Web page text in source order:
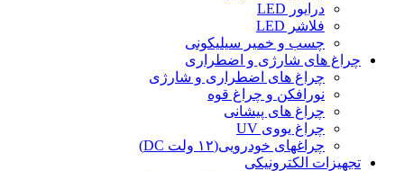
درایور LED
فلاشر LED
چسب و خمیر سیلیکونی
چراغ های شارژی و اضطراری
چراغ های اضطراری و شارژی
نورافکن و چراغ قوه
چراغ های پیشانی
چراغ یووی UV
چراغهای خودرویی(۱۲ ولت DC)
تجهیزات الکترونیکی